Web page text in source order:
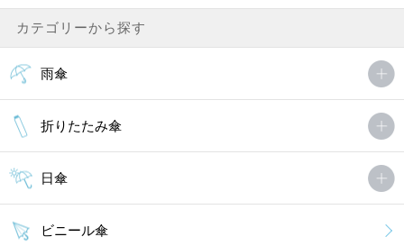
カテゴリーから探す
雨傘
折りたたみ傘
日傘
ビニール傘